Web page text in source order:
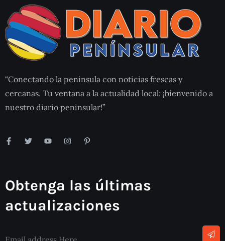
“Conectando la peninsula con noticias frescas y
cercanas. Tu ventana a la actualidad local: ¡bienvenido a
nuestro diario peninsular!”
Obtenga las últimas
actualizaciones